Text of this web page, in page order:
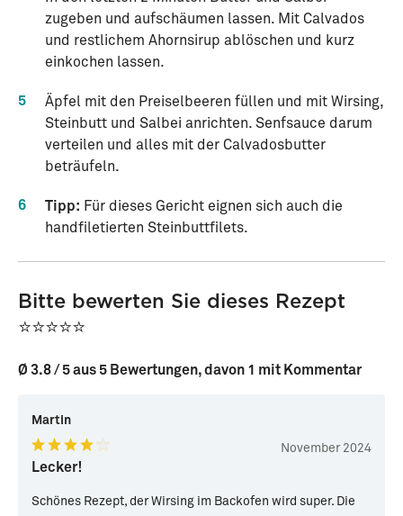
zugeben und aufschäumen lassen. Mit Calvados
und restlichem Ahornsirup ablöschen und kurz
einkochen lassen.
5
Äpfel mit den Preiselbeeren füllen und mit Wirsing,
Steinbutt und Salbei anrichten. Senfsauce darum
verteilen und alles mit der Calvadosbutter
beträufeln.
6 Tipp: Für dieses Gericht eignen sich auch die
handfiletierten Steinbuttfilets.
Bitte bewerten Sie dieses Rezept
⭐⭐⭐⭐⭐
Ø 3.8 / 5 aus 5 Bewertungen, davon 1 mit Kommentar
Martin
November 2024
Lecker!
Schönes Rezept, der Wirsing im Backofen wird super. Die